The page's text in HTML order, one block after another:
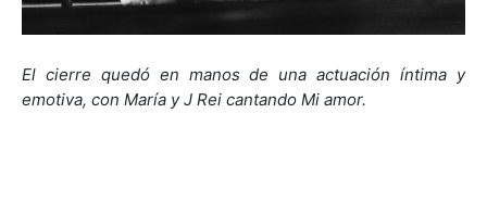
El cierre quedó en manos de una actuación íntima y
emotiva, con María y J Rei cantando Mi amor.